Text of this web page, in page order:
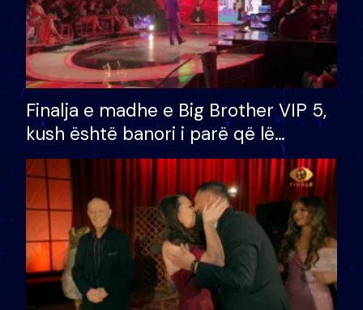
Finalja e madhe e Big Brother VIP 5,
kush është banori i parë që lë
shtëpinë dhe humb mundësinë për
të fituar çmimin e madh